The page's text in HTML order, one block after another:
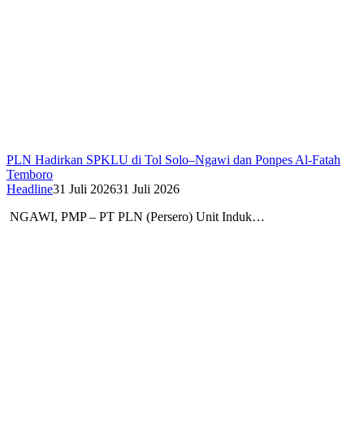
PLN Hadirkan SPKLU di Tol Solo–Ngawi dan Ponpes Al-Fatah
Temboro
Headline31 Juli 202631 Juli 2026
NGAWI, PMP – PT PLN (Persero) Unit Induk…